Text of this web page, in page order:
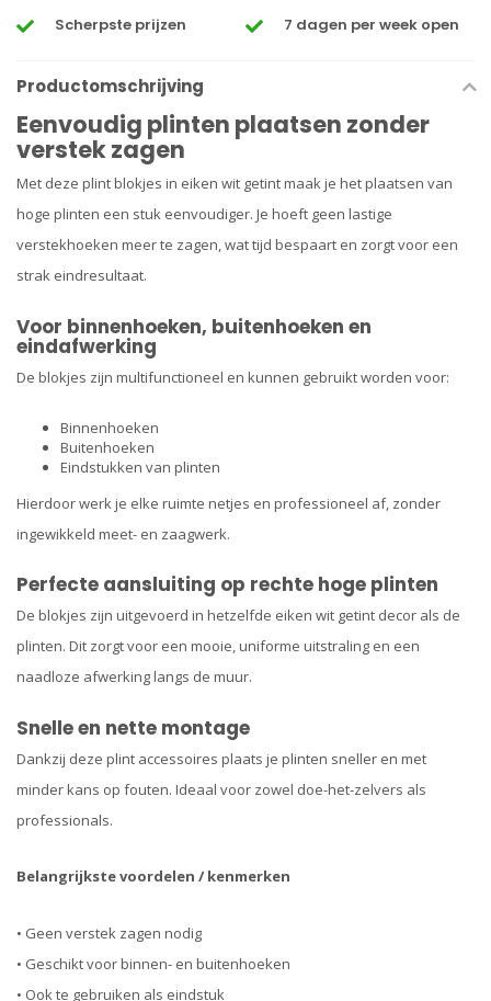
Scherpste prijzen 7 dagen per week open
Productomschrijving
Eenvoudig plinten plaatsen zonder
verstek zagen
Met deze plint blokjes in eiken wit getint maak je het plaatsen van
hoge plinten een stuk eenvoudiger. Je hoeft geen lastige
verstekhoeken meer te zagen, wat tijd bespaart en zorgt voor een
strak eindresultaat.
Voor binnenhoeken, buitenhoeken en
eindafwerking
De blokjes zijn multifunctioneel en kunnen gebruikt worden voor:
Binnenhoeken
Buitenhoeken
Eindstukken van plinten
Hierdoor werk je elke ruimte netjes en professioneel af, zonder
ingewikkeld meet- en zaagwerk.
Perfecte aansluiting op rechte hoge plinten
De blokjes zijn uitgevoerd in hetzelfde eiken wit getint decor als de
plinten. Dit zorgt voor een mooie, uniforme uitstraling en een
naadloze afwerking langs de muur.
Snelle en nette montage
Dankzij deze plint accessoires plaats je plinten sneller en met
minder kans op fouten. Ideaal voor zowel doe-het-zelvers als
professionals.
Belangrijkste voordelen / kenmerken
• Geen verstek zagen nodig
• Geschikt voor binnen- en buitenhoeken
• Ook te gebruiken als eindstuk